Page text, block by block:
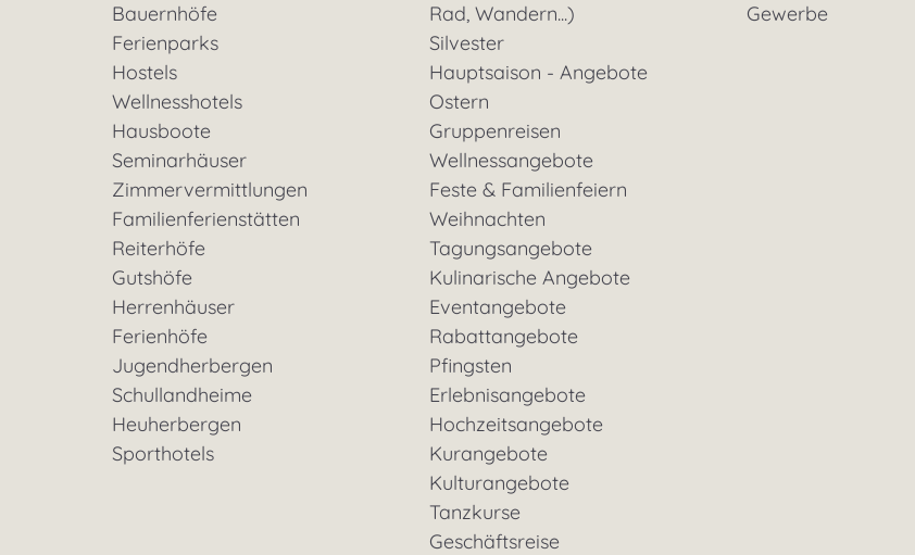
Bauernhöfe
Ferienparks
Hostels
Wellnesshotels
Hausboote
Seminarhäuser
Zimmervermittlungen
Familienferienstätten
Reiterhöfe
Gutshöfe
Herrenhäuser
Ferienhöfe
Jugendherbergen
Schullandheime
Heuherbergen
Sporthotels
Rad, Wandern...)
Silvester
Hauptsaison - Angebote
Ostern
Gruppenreisen
Wellnessangebote
Feste & Familienfeiern
Weihnachten
Tagungsangebote
Kulinarische Angebote
Eventangebote
Rabattangebote
Pfingsten
Erlebnisangebote
Hochzeitsangebote
Kurangebote
Kulturangebote
Tanzkurse
Geschäftsreise
Gewerbe